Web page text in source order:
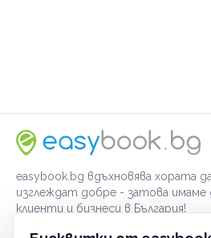
easybook.bg вдъхновява хората
изглеждат добре - затова имаме
клиенти и бизнеси в България!